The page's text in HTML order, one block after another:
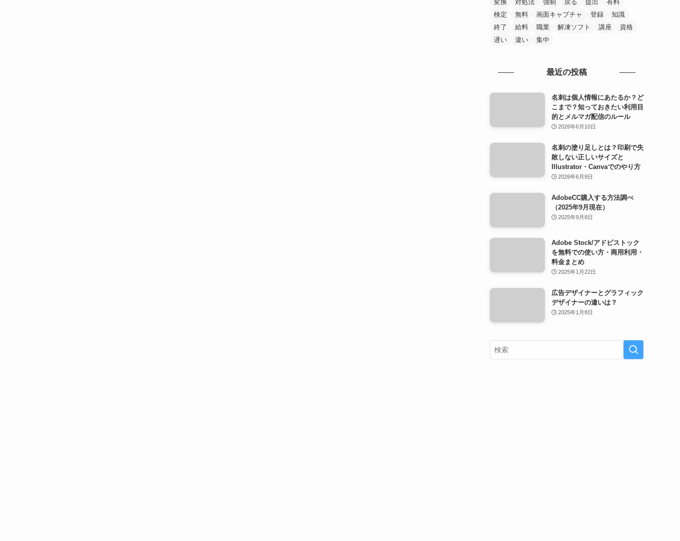
変換
対処法 強制 戻る 提出
有料
検定
無料 画面キャプチャ 登録
知識
終了
給料 職業 解凍ソフト 講座
資格
遅い
違い 集中
最近の投稿
名刺は個人情報にあたるか？ど
こまで？知っておきたい利用目
的とメルマガ配信のルール
2026年6月10日
名刺の塗り足しとは？印刷で失
敗しない正しいサイズと
Illustrator・Canvaでのやり方
2026年6月9日
AdobeCC購入する方法調べ
（2025年9月現在）
2025年9月8日
Adobe Stock/アドビストック
を無料での使い方・商用利用・
料金まとめ
2025年1月22日
広告デザイナーとグラフィック
デザイナーの違いは？
2025年1月8日